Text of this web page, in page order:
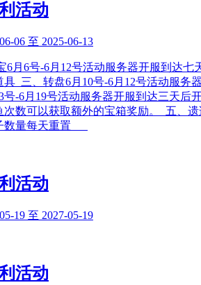
活动
06 至 2025-06-13
6月6号-6月12号活动服务器开服到达
三、转盘6月10号-6月12号活动服务
-6月19号活动服务器开服到达三天
数可以获取额外的宝箱奖励。 五、
数量每天重置
活动
19 至 2027-05-19
活动